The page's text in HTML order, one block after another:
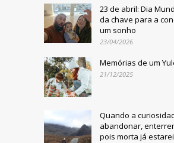
23 de abril: Dia
da chave para a
um sonho
23/04/2026
Memórias de um
21/12/2025
Quando a
abandonar,
pois morta já estarei